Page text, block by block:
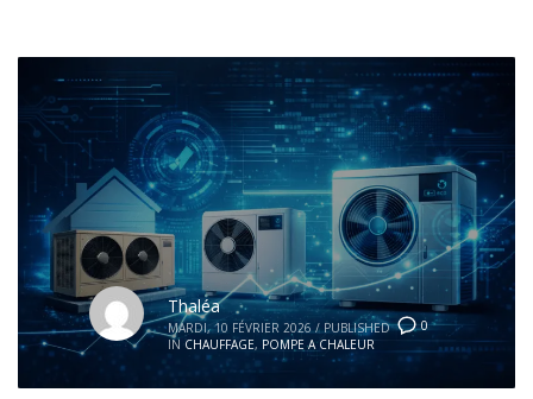
0
Thaléa
MARDI, 10 FÉVRIER 2026 / PUBLISHED
IN CHAUFFAGE, POMPE A CHALEUR